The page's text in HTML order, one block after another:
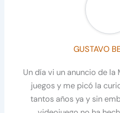
GUSTAVO
Un día vi un anuncio de
juegos y me picó la
tantos años ya y sin